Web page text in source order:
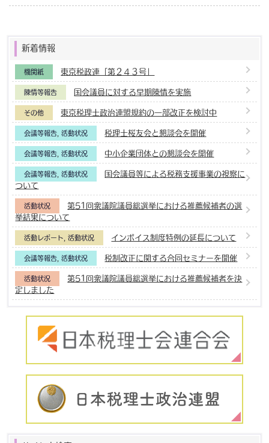
新着情報
機関紙 東京税政連「第２４３号」
陳情等報告 国会議員に対する早期陳情を実施
その他 東京税理士政治連盟規約の一部改正を検討中
会議等報告,活動状況 税理士桜友会と懇談会を開催
会議等報告,活動状況 中小企業団体との懇談会を開催
会議等報告,活動状況
国会議員等による税務支援事業の視察に
ついて
活動状況
第51回衆議院議員総選挙における推薦候補者の選
挙結果について
活動レポート,活動状況 インボイス制度特例の延長について
会議等報告,活動状況 税制改正に関する合同セミナーを開催
活動状況
第51回衆議院議員総選挙における推薦候補者を決
定しました